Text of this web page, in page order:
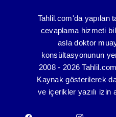
Tahlil.com'da yapılan
cevaplama hizmeti
asla doktor
konsültasyonunun
2008 - 2026
Kaynak gösterilerek
ve içerikler yazılı izin